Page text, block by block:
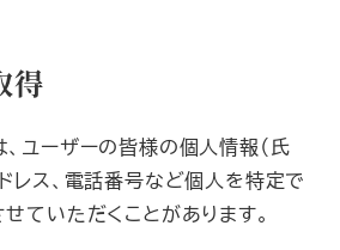
得
ユーザーの皆様の個人情報（氏
レス、電話番号など個人を特定で
ていただくことがあります。